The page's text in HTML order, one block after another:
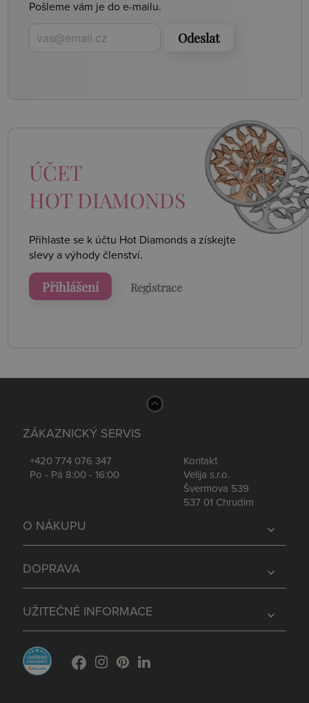
Pošleme vám je do e-mailu.
Odeslat
ÚČET
HOT DIAMONDS
Přihlaste se k účtu Hot Diamonds a získejte
slevy a výhody členství.
Přihlášení Registrace
ZÁKAZNICKÝ SERVIS
+420 774 076 347
Po - Pá 8:00 - 16:00
Kontakt
Velija s.r.o.
Švermova 539
537 01 Chrudim
expand_more
O NÁKUPU
expand_more
DOPRAVA
expand_more
UŽITEČNÉ INFORMACE